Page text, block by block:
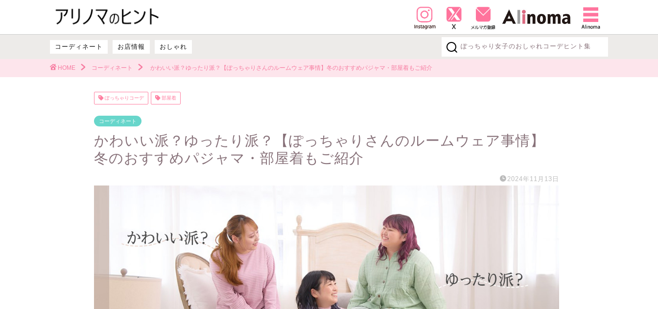
コーディネート お店情報 おしゃれ 探す
ぽっちゃり女子のおしゃれコーデヒント集
HOME コーディネート かわいい派？ゆったり派？【ぽっちゃりさんのルームウェア事情】冬のおすすめパジャマ・部屋着もご紹介
ぽっちゃりコーデ 部屋着
コーディネート
かわいい派？ゆったり派？【ぽっちゃりさんのルームウェア事情】
冬のおすすめパジャマ・部屋着もご紹介
2024年11月13日